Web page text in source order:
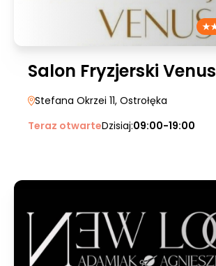
Salon Fryzjerski Venus
Stefana Okrzei 11, Ostrołęka
Teraz otwarteDzisiaj:09:00-19:00